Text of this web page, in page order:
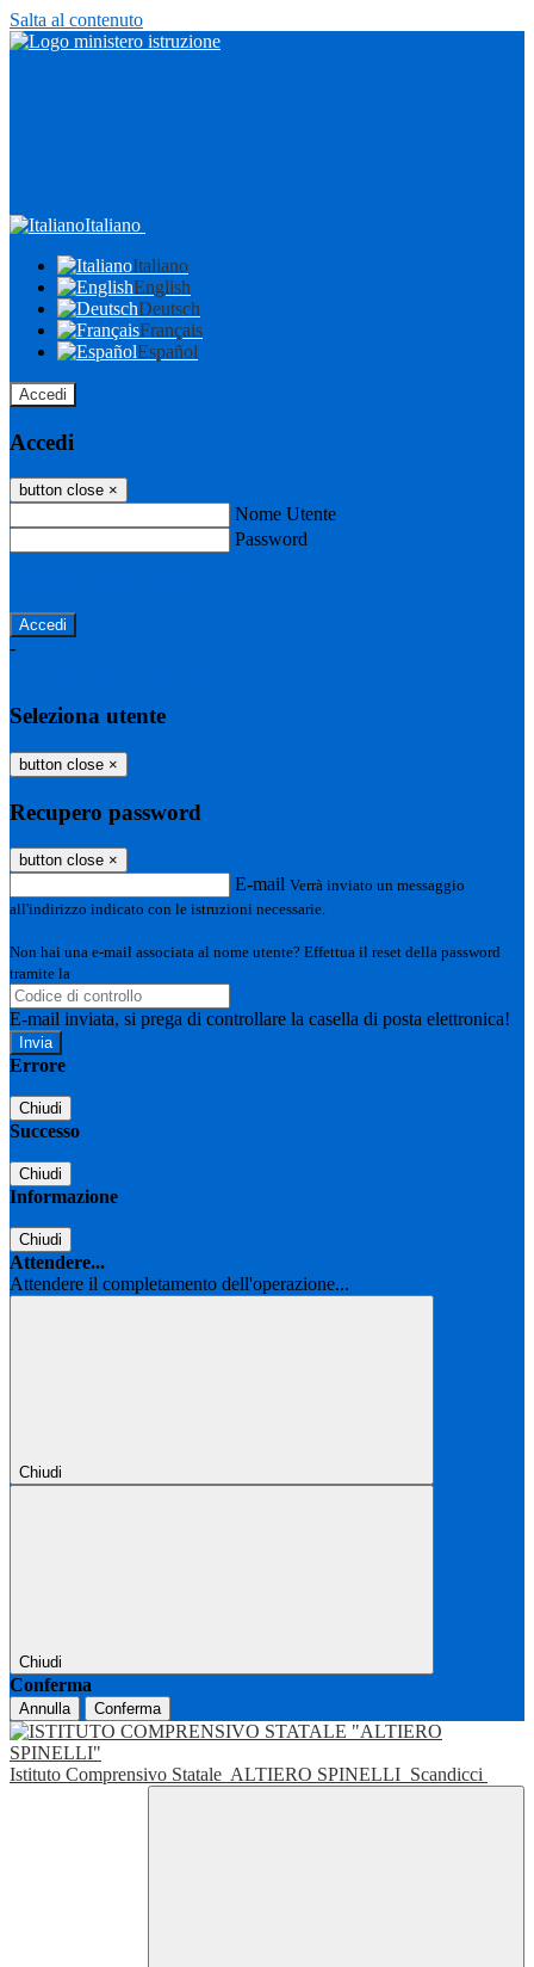
Salta al contenuto
Italiano
Italiano
English
Deutsch
Français
Español
Accedi
Accedi
button close ×
Nome Utente
Password
-
Seleziona utente
button close ×
Recupero password
button close ×
E-mail Verrà inviato un messaggio
all'indirizzo indicato con le istruzioni necessarie.
Non hai una e-mail associata al nome utente? Effettua il reset della password
tramite la
E-mail inviata, si prega di controllare la casella di posta elettronica!
Errore
Chiudi
Successo
Chiudi
Informazione
Chiudi
Attendere...
Attendere il completamento dell'operazione...
Chiudi
Chiudi
Conferma
Annulla Conferma
Istituto Comprensivo Statale ALTIERO SPINELLI Scandicci